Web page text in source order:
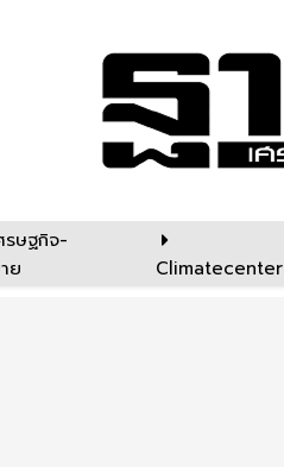
รษฐกิจ-
ย
Climatecenter